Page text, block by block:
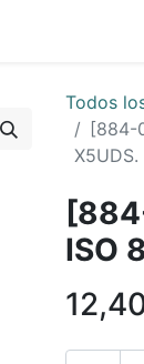
Todos
[884-
X5UDS.
ISO